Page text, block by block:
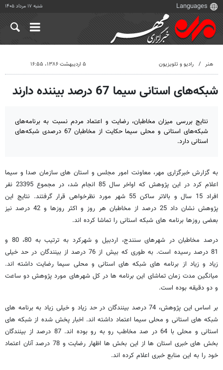
شنبه ۱۷ مرداد ۱۴۰۵
هنر رادیو و تلویزیون ۵ اردیبهشت ۱۳۸۶، ۱۶:۵۵
شبکه‌های استانی سیما 67 درصد بیننده دارند
نتایج بررسی میزان مخاطبان، رضایت و اعتماد مردم نسبت به برنامه‌های
شبکه‌های استانی و محلی سیما حکایت از مخاطبان 67 درصدی شبکه‌های
استانی دارد.
به گزارش خبرگزاری مهر، معاونت امور مجلس و استان های سازمان صدا و سیما
اعلام کرد در این پژوهش که اواخر سال 85 انجام شد، در مجموع 23395 نفر
افراد 15 سال و بالاتر ساکن 55 شهر مورد نظرخواهی قرار گرفتند. نتایج این
پژوهش نشان داد 25 درصد از مخاطبان هر روز و اکثر روزها و 42 درصد نیز
بعضی روزها برنامه های شبکه استانی را تماشا کرده اند.
درصد مخاطبان در شهرهای سنندج، اردبیل و شهرکرد به ترتیب به 80، 80 و
81 درصد رسیده است. به طوری که بیش از 76 درصد از بینندگان در حد خیلی
زیاد و زیاد از برنامه های شبکه های استانی و محلی سیما رضایت داشته اند.
میانگین مدت زمان تماشای این برنامه ها در کل شهرهای مورد پژوهش دو ساعت
و دو دقیقه بوده است.
بر اساس این پژوهش، 74 درصد بینندگان در حد زیاد و خیلی زیاد به برنامه های
شبکه های استانی و محلی سیما اعتماد داشته اند. اخبار پخش شده از شبکه های
استانی و محلی با 64 در صد مخاطب رو به رو بوده اند. 87 درصد از بینندگان
بخش های خبری استان ها از این بخش ها اظهار رضایت و 78 درصد آنان اعتماد
خود را به این منابع خبری اعلام کرده اند.